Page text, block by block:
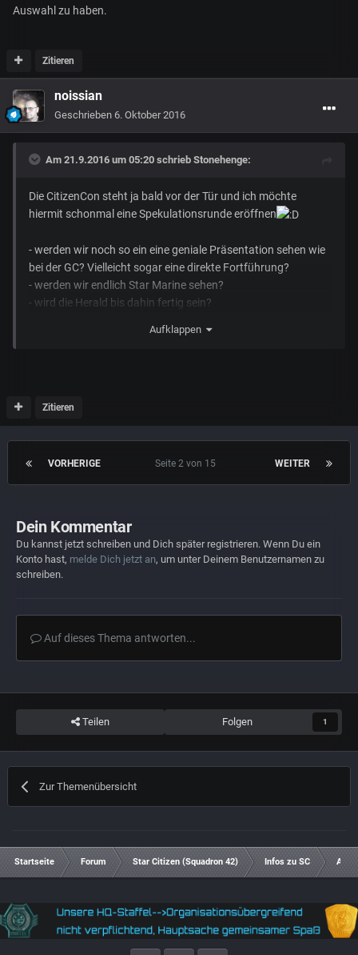
Auswahl zu haben.
Zitieren
noissian
Geschrieben 6. Oktober 2016
Am 21.9.2016 um 05:20 schrieb Stonehenge:
Die CitizenCon steht ja bald vor der Tür und ich möchte
hiermit schonmal eine Spekulationsrunde eröffnen
- werden wir noch so ein eine geniale Präsentation sehen wie
bei der GC? Vielleicht sogar eine direkte Fortführung?
- werden wir endlich Star Marine sehen?
- wird die Herald bis dahin fertig sein?
GC war ja Exploration das Thema....was könnte diesmal der
euch durch den Kopf geht
Aufklappen
Zitieren
VORHERIGE WEITER
Seite 2 von 15
Dein Kommentar
Du kannst jetzt schreiben und Dich später registrieren. Wenn Du ein
Konto hast, melde Dich jetzt an, um unter Deinem Benutzernamen zu
schreiben.
Auf dieses Thema antworten...
Teilen Folgen 1
Zur Themenübersicht
Startseite Forum Star Citizen (Squadron 42) Infos zu SC